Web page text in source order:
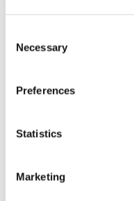
Selection
Necessary
Preferences
Statistics
Marketing